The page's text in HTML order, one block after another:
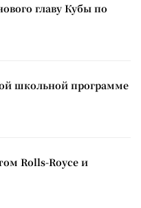
главу Кубы по
школьной программе
Rolls-Royce и